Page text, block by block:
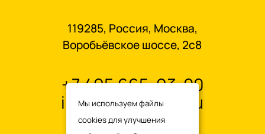
119285, Россия, Москва,
Воробьёвское шоссе, 2с8
+7 495 665-93-00
info@oilbardahl.ru
Мы используем файлы
cookies для улучшения